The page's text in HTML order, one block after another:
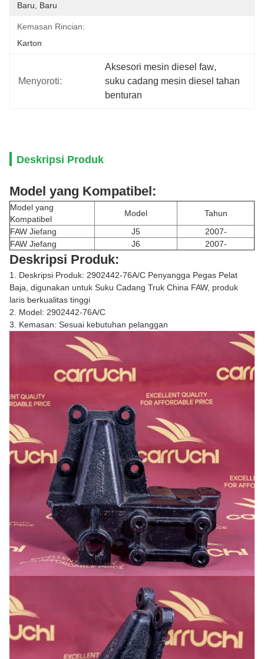
Baru, Baru
Kemasan Rincian:
Karton
Menyoroti:
Aksesori mesin diesel faw,
suku cadang mesin diesel tahan
benturan
Deskripsi Produk
Model yang Kompatibel:
Model yang
Kompatibel
Model
Tahun
FAW Jiefang
J5
2007-
FAW Jiefang
J6 2007-
Deskripsi Produk:
1. Deskripsi Produk: 2902442-76A/C Penyangga Pegas Pelat
Baja, digunakan untuk Suku Cadang Truk China FAW, produk
laris berkualitas tinggi
2. Model: 2902442-76A/C
3. Kemasan: Sesuai kebutuhan pelanggan